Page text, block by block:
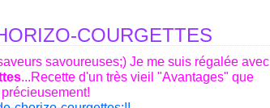
COURGETTES
savoureuses;) Je me suis régalée avec
...Recette d'un très vieil "Avantages" que